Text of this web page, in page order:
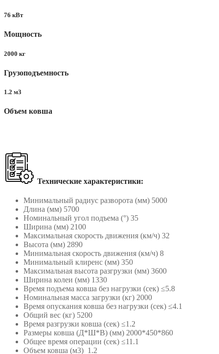
76 кВт
Мощность
2000 кг
Грузоподъемность
1.2 м3
Объем ковша
Технические характеристики:
Минимальный радиус разворота (мм) 5000
Длина (мм) 5700
Номинальный угол подъема (°) 35
Ширина (мм) 2100
Максимальная скорость движения (км/ч) 32
Высота (мм) 2890
Минимальная скорость движения (км/ч) 8
Минимальный клиренс (мм) 350
Максимальная высота разгрузки (мм) 3600
Ширина колеи (мм) 1330
Время подъема ковша без нагрузки (сек) ≤5.8
Номинальная масса загрузки (кг) 2000
Время опускания ковша без нагрузки (сек) ≤4.1
Общий вес (кг) 5200
Время разгрузки ковша (сек) ≤1.2
Размеры ковша (Д*Ш*В) (мм) 2000*450*860
Общее время операции (сек) ≤11.1
Объем ковша (м3) 1.2